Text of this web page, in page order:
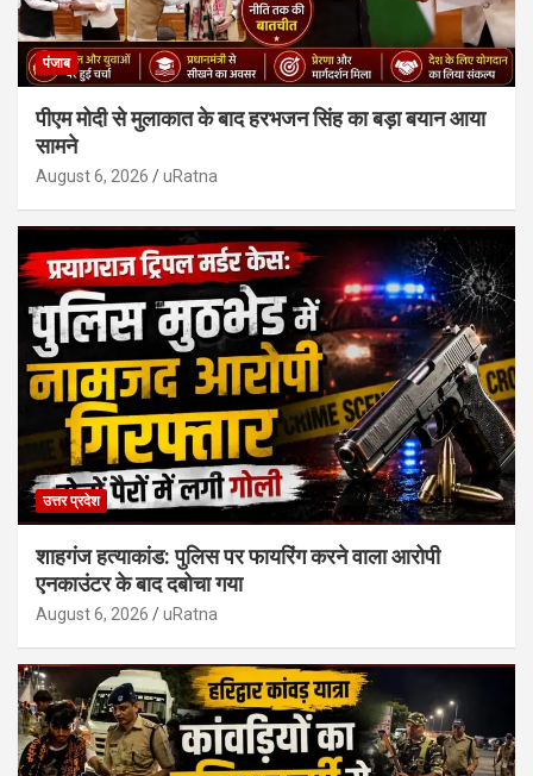
पंजाब
पीएम मोदी से मुलाकात के बाद हरभजन सिंह का बड़ा बयान आया
सामने
August 6, 2026 uRatna
उत्तर प्रदेश
शाहगंज हत्याकांड: पुलिस पर फायरिंग करने वाला आरोपी
एनकाउंटर के बाद दबोचा गया
August 6, 2026 uRatna